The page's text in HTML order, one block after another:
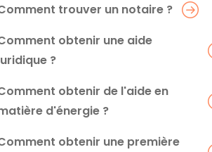
trouver un notaire ?
obtenir une aide
?
obtenir de l'aide en
d'énergie ?
obtenir une première